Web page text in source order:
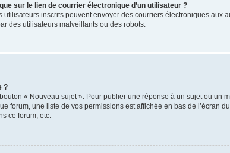
sur le lien de courrier électronique d’un utilisateur ?
inscrits peuvent envoyer des courriers électroniques aux
des utilisateurs malveillants ou des robots.
?
« Nouveau sujet ». Pour publier une réponse à un sujet ou un
forum, une liste de vos permissions est affichée en bas de l’écran
ce forum, etc.